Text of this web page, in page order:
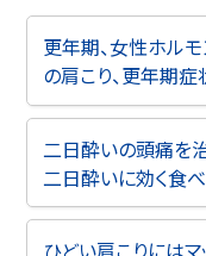
更年期、女性ホル
の肩こり、更年期症
二日酔いの頭痛を
二日酔いに効く食